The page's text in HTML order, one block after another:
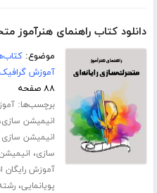
دانلود کتاب راهنمای هنرآموز
موضوع:
آموزش گرافیک
۸۸ صفحه
برچسب‌ها:
انیمیشن سازی
انیمیشن سازی
سازی،
آموزش رایگان
پویانمایی،